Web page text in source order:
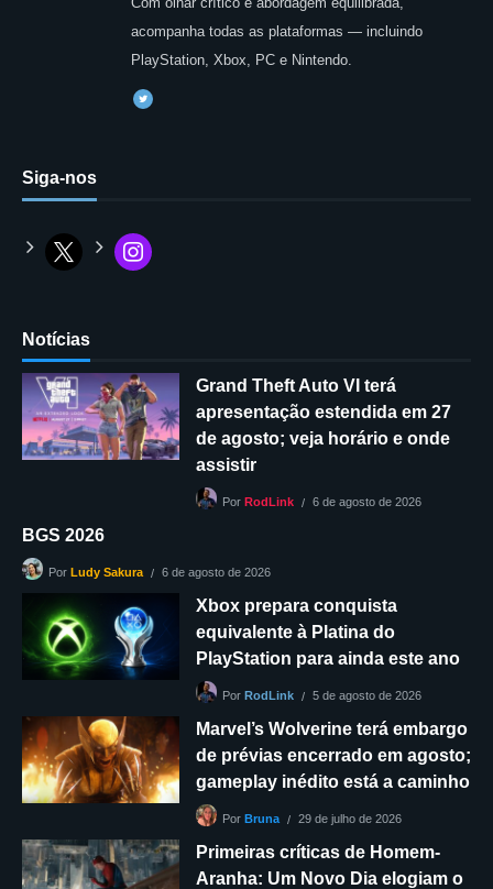
acompanha todas as plataformas — incluindo
PlayStation, Xbox, PC e Nintendo.
Siga-nos
Notícias
Grand Theft Auto VI terá
apresentação estendida em 27
de agosto; veja horário e onde
assistir
Por RodLink 6 de agosto de 2026
BGS 2026
Por Ludy Sakura 6 de agosto de 2026
Xbox prepara conquista
equivalente à Platina do
PlayStation para ainda este ano
Por RodLink 5 de agosto de 2026
Marvel’s Wolverine terá embargo
de prévias encerrado em agosto;
gameplay inédito está a caminho
Por Bruna 29 de julho de 2026
Primeiras críticas de Homem-
Aranha: Um Novo Dia elogiam o